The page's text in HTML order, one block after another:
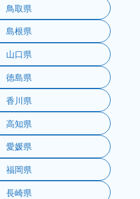
鳥取県
島根県
山口県
徳島県
香川県
高知県
愛媛県
福岡県
長崎県